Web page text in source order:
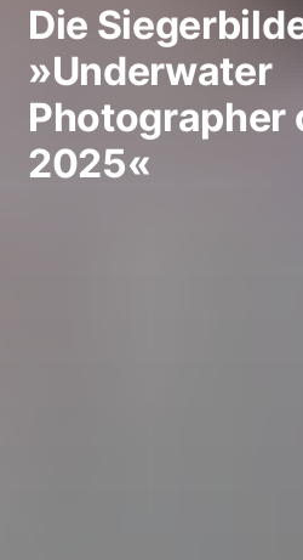
Die
»Underwater
Photographer
2025«